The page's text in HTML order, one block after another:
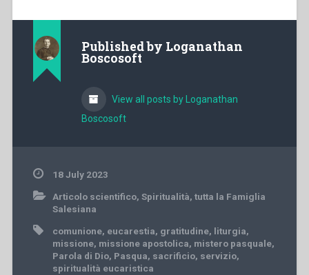
Published by Loganathan
Boscosoft
View all posts by Loganathan
Boscosoft
18 July 2023
Articolo scientifico, Spiritualità, tutta la Famiglia
Salesiana
comunione, eucarestia, gratitudine, liturgia,
missione, missione apostolica, mistero pasquale,
Parola di Dio, Pasqua, sacrificio, servizio,
spiritualità eucaristica